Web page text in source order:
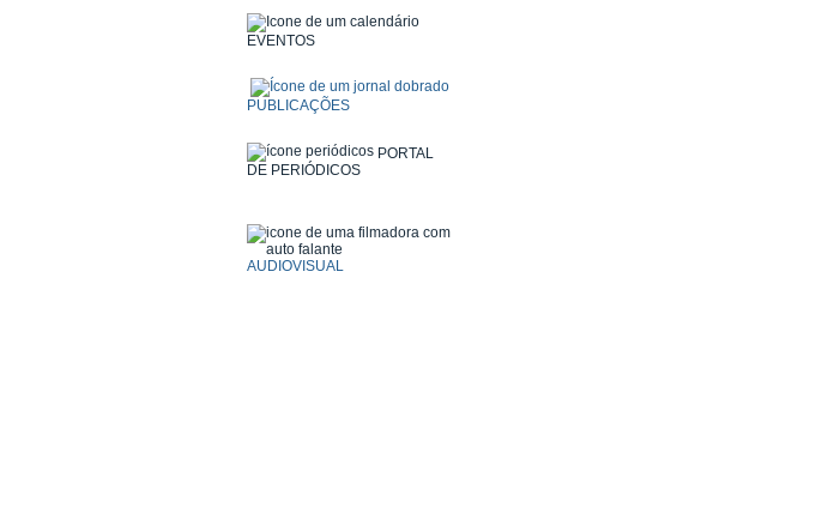
EVENTOS
PUBLICAÇÕES
PORTAL
DE PERIÓDICOS
AUDIOVISUAL